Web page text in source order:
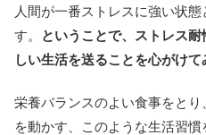
人間が一番ストレスに強い状
す。
ということで、ストレス
しい生活を送ることを心がけて
栄養バランスのよい食事をと
を動かす、このような生活習